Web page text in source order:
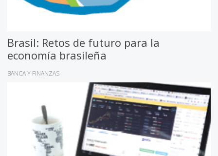
Brasil: Retos de futuro para la
economía brasileña
BANCA Y FINANZAS